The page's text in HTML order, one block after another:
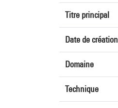
Titre principal
Date de création
Domaine
Technique